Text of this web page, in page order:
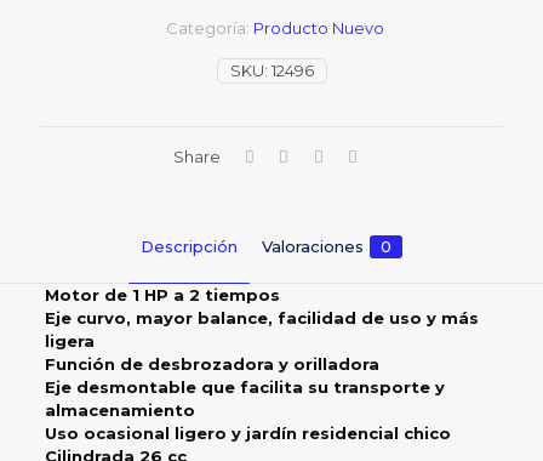
SKU: 12496
Categoría: Producto Nuevo
Share
Descripción Valoraciones 0
Motor de 1 HP a 2 tiempos
Eje curvo, mayor balance, facilidad de uso y más
ligera
Función de desbrozadora y orilladora
Eje desmontable que facilita su transporte y
almacenamiento
Uso ocasional ligero y jardín residencial chico
Cilindrada 26 cc